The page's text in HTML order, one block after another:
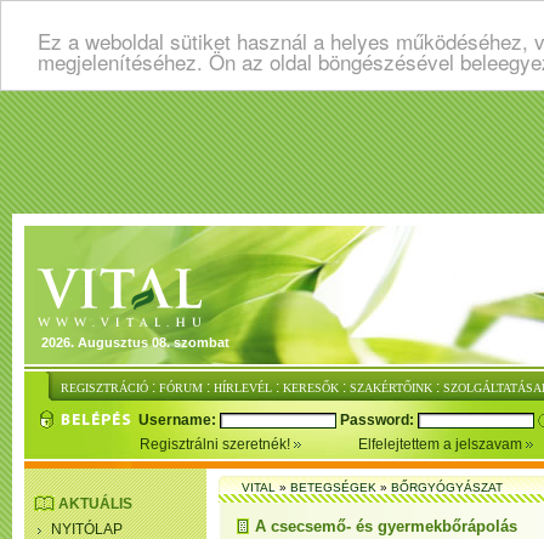
Ez a weboldal sütiket használ a helyes
megjelenítéséhez. Ön az oldal böngészésével
2026. Augusztus 08. szombat
REGISZTRÁCIÓ : FÓRUM : HÍRLEVÉL : KERESŐK : SZAKÉRTŐINK :
Username:
Password:
Regisztrálni szeretnék!
Elfelejtettem a jelszavam
AKTUÁLIS
NYITÓLAP
VITAL»BETEGSÉGEK»BŐRGYÓGYÁSZAT
A csecsemő- és gyermekbőrápolás